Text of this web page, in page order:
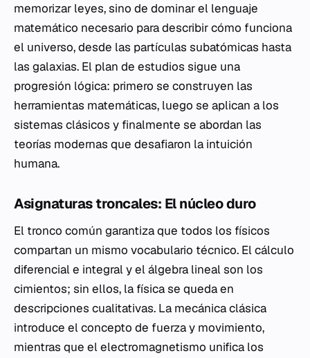
memorizar leyes, sino de dominar el lenguaje
matemático necesario para describir cómo funciona
el universo, desde las partículas subatómicas hasta
las galaxias. El plan de estudios sigue una
progresión lógica: primero se construyen las
herramientas matemáticas, luego se aplican a los
sistemas clásicos y finalmente se abordan las
teorías modernas que desafiaron la intuición
humana.
Asignaturas troncales: El núcleo duro
El tronco común garantiza que todos los físicos
compartan un mismo vocabulario técnico. El cálculo
diferencial e integral y el álgebra lineal son los
cimientos; sin ellos, la física se queda en
descripciones cualitativas. La mecánica clásica
introduce el concepto de fuerza y movimiento,
mientras que el electromagnetismo unifica los